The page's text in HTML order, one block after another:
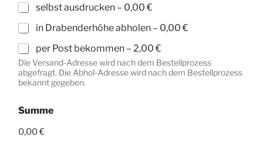
selbst ausdrucken – 0,00 €
in Drabenderhöhe abholen – 0,00 €
per Post bekommen – 2,00 €
Die Versand-Adresse wird nach dem Bestellprozess
abgefragt. Die Abhol-Adresse wird nach dem Bestellprozess
bekannt gegeben.
Summe
0,00 €